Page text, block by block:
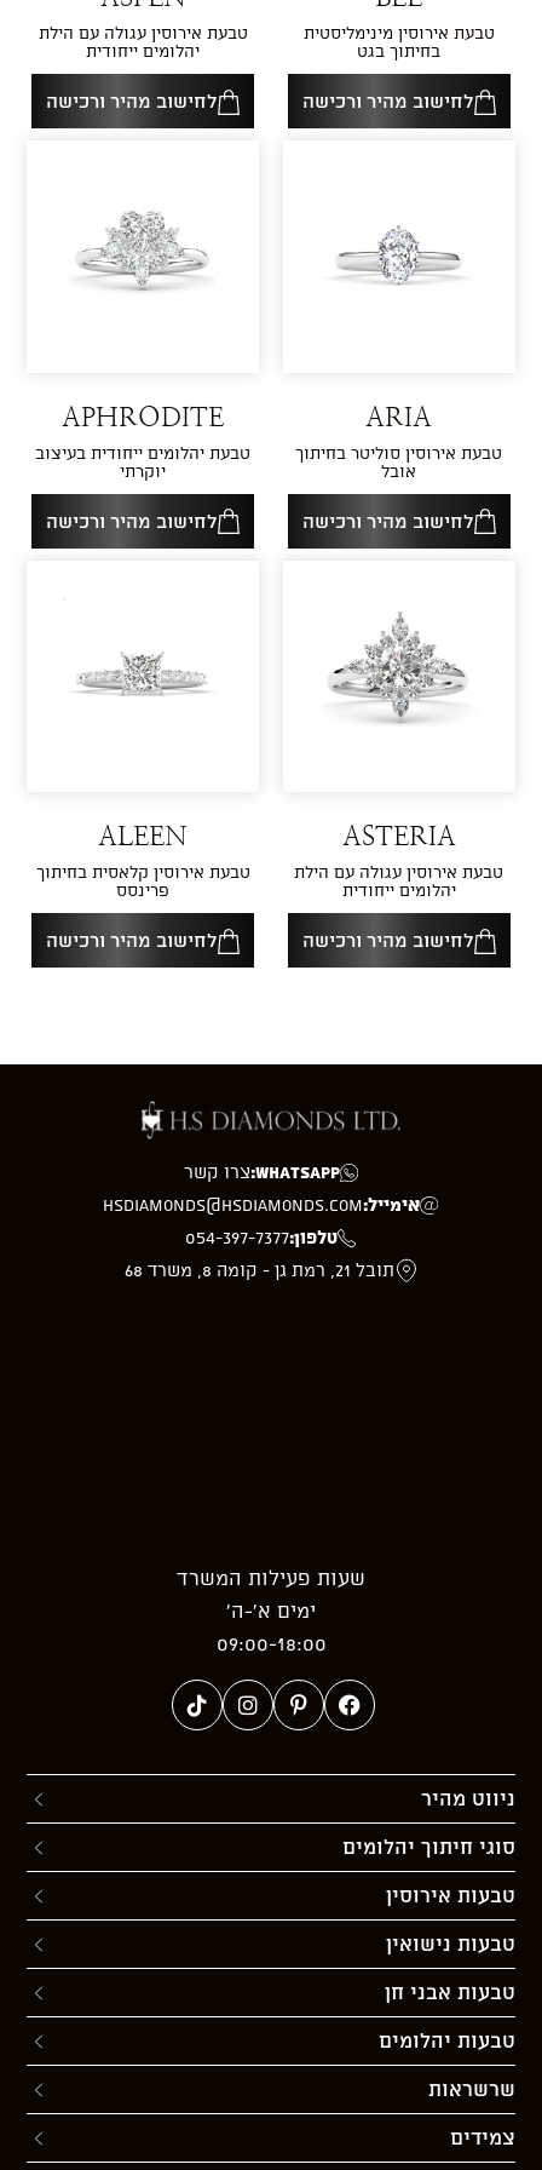
טבעת אירוסין מינימליסטית
בחיתוך בגט
לחישוב מהיר ורכישה
טבעת אירוסין עגולה עם הילת
יהלומים ייחודית
לחישוב מהיר ורכישה
ARIA
טבעת אירוסין סוליטר בחיתוך
אובל
לחישוב מהיר ורכישה
APHRODITE
טבעת יהלומים ייחודית בעיצוב
יוקרתי
לחישוב מהיר ורכישה
ASTERIA
טבעת אירוסין עגולה עם הילת
יהלומים ייחודית
לחישוב מהיר ורכישה
ALEEN
טבעת אירוסין קלאסית בחיתוך
פרינסס
לחישוב מהיר ורכישה
WhatsApp: צרו קשר
אימייל:hsdiamonds@hsdiamonds.com
טלפון:054-397-7377
תובל 21, רמת גן - קומה 8, משרד 68
שעות פעילות המשרד
ימים א’-ה’
09:00-18:00
ניווט מהיר
סוגי חיתוך יהלומים
טבעות אירוסין
טבעות נישואין
טבעות אבני חן
טבעות יהלומים
שרשראות
צמידים